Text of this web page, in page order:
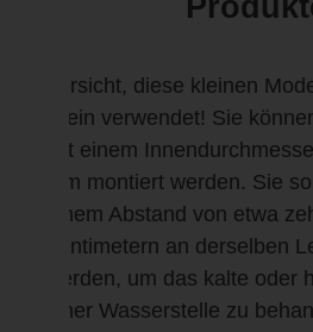
Vorsicht, diese kleinen
allein verwendet! Sie
mit einem
mm montiert werden. Sie
einem Abstand von etwa
Zentimetern an derselben
werden, um das kalte oder
einer Wasserstelle zu